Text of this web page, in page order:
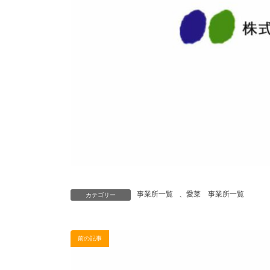
カテゴリー 事業所一覧 愛菜 事業所一覧
前の記事